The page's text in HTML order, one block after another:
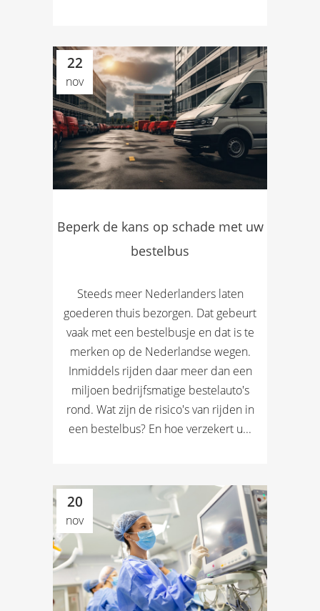
22
nov
Beperk de kans op schade met uw
bestelbus
Steeds meer Nederlanders laten
goederen thuis bezorgen. Dat gebeurt
vaak met een bestelbusje en dat is te
merken op de Nederlandse wegen.
Inmiddels rijden daar meer dan een
miljoen bedrijfsmatige bestelauto's
rond. Wat zijn de risico's van rijden in
een bestelbus? En hoe verzekert u...
20
nov